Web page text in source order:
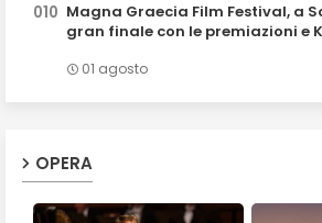
Magna Graecia Film Festival, a
gran finale con le premiazioni e
01 agosto
OPERA